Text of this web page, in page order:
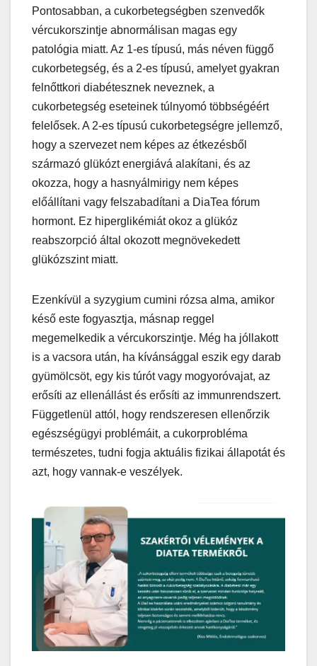
Pontosabban, a cukorbetegségben szenvedők
vércukorszintje abnormálisan magas egy
patológia miatt. Az 1-es típusú, más néven függő
cukorbetegség, és a 2-es típusú, amelyet gyakran
felnőttkori diabétesznek neveznek, a
cukorbetegség eseteinek túlnyomó többségéért
felelősek. A 2-es típusú cukorbetegségre jellemző,
hogy a szervezet nem képes az étkezésből
származó glükózt energiává alakítani, és az
okozza, hogy a hasnyálmirigy nem képes
előállítani vagy felszabadítani a DiaTea fórum
hormont. Ez hiperglikémiát okoz a glükóz
reabszorpció által okozott megnövekedett
glükózszint miatt.
Ezenkívül a syzygium cumini rózsa alma, amikor
késő este fogyasztja, másnap reggel
megemelkedik a vércukorszintje. Még ha jóllakott
is a vacsora után, ha kívánsággal eszik egy darab
gyümölcsöt, egy kis túrót vagy mogyoróvajat, az
erősíti az ellenállást és erősíti az immunrendszert.
Függetlenül attól, hogy rendszeresen ellenőrzik
egészségügyi problémáit, a cukorprobléma
természetes, tudni fogja aktuális fizikai állapotát és
azt, hogy vannak-e veszélyek.